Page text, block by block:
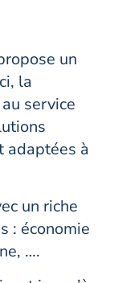
un
la
service
adaptées à
un riche
: économie
….